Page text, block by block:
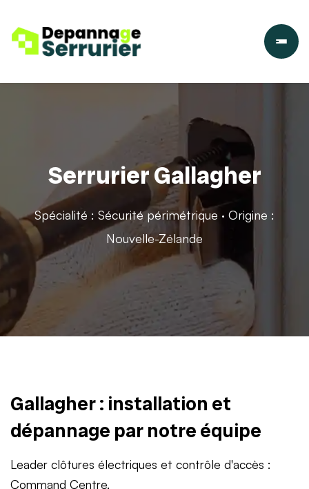
Serrurier Gallagher
Spécialité : Sécurité périmétrique · Origine :
Nouvelle-Zélande
Gallagher : installation et
dépannage par notre équipe
Leader clôtures électriques et contrôle d'accès :
Command Centre.